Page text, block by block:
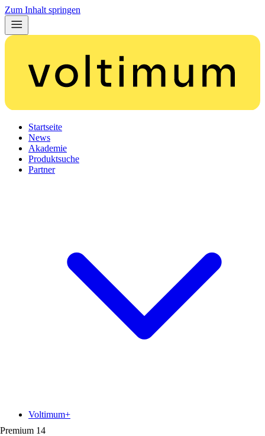
Zum Inhalt springen
Startseite
News
Akademie
Produktsuche
Partner
Premium 14
Voltimum+